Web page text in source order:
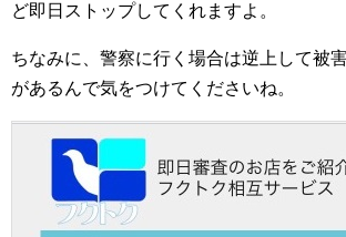
ど即日ストップしてくれますよ。
ちなみに、警察に行く場合は逆上して被
があるんで気をつけてくださいね。